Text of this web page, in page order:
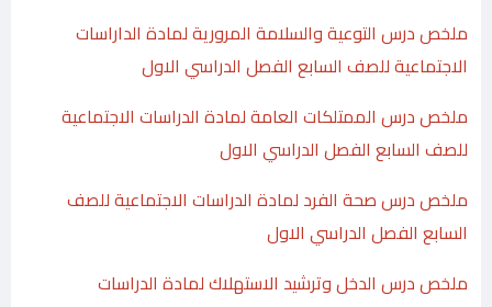
ملخص درس التوعية والسلامة المرورية لمادة الداراسات
الاجتماعية للصف السابع الفصل الدراسي الاول
ملخص درس الممتلكات العامة لمادة الدراسات الاجتماعية
للصف السابع الفصل الدراسي الاول
ملخص درس صحة الفرد لمادة الدراسات الاجتماعية للصف
السابع الفصل الدراسي الاول
ملخص درس الدخل وترشيد الاستهلاك لمادة الدراسات